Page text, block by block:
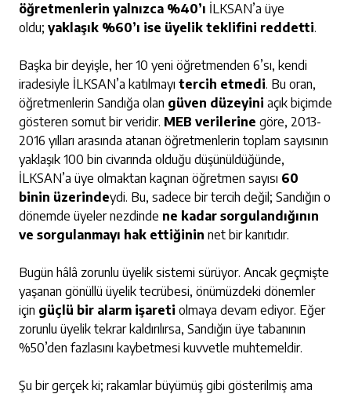
öğretmenlerin yalnızca %40’ı İLKSAN’a üye
oldu; yaklaşık %60’ı ise üyelik teklifini reddetti.
Başka bir deyişle, her 10 yeni öğretmenden 6’sı, kendi
iradesiyle İLKSAN’a katılmayı tercih etmedi. Bu oran,
öğretmenlerin Sandığa olan güven düzeyini açık biçimde
gösteren somut bir veridir. MEB verilerine göre, 2013-
2016 yılları arasında atanan öğretmenlerin toplam sayısının
yaklaşık 100 bin civarında olduğu düşünüldüğünde,
İLKSAN’a üye olmaktan kaçınan öğretmen sayısı 60
binin üzerindeydi. Bu, sadece bir tercih değil; Sandığın o
dönemde üyeler nezdinde ne kadar sorgulandığının
ve sorgulanmayı hak ettiğinin net bir kanıtıdır.
Bugün hâlâ zorunlu üyelik sistemi sürüyor. Ancak geçmişte
yaşanan gönüllü üyelik tecrübesi, önümüzdeki dönemler
için güçlü bir alarm işareti olmaya devam ediyor. Eğer
zorunlu üyelik tekrar kaldırılırsa, Sandığın üye tabanının
%50’den fazlasını kaybetmesi kuvvetle muhtemeldir.
Şu bir gerçek ki; rakamlar büyümüş gibi gösterilmiş ama